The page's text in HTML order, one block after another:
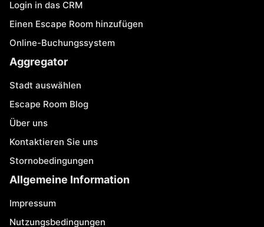
Login in das CRM
Einen Escape Room hinzufügen
Online-Buchungssystem
Aggregator
Stadt auswählen
Escape Room Blog
Über uns
Kontaktieren Sie uns
Stornobedingungen
Allgemeine Information
Impressum
Nutzungsbedingungen